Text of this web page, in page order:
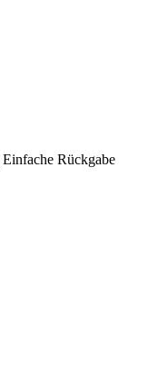
Einfache Rückgabe